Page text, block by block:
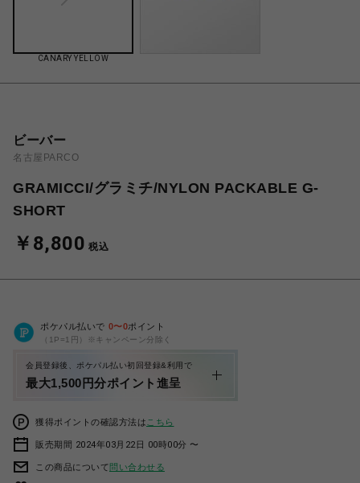
CANARY YELLOW
ビーバー
名古屋PARCO
GRAMICCI/グラミチ/NYLON PACKABLE G-
SHORT
￥8,800 税込
ポケパル払いで 0〜0ポイント
（1P=1円）※キャンペーン分除く
会員登録後、ポケパル払い初回登録&利用で
最大1,500円分ポイント進呈
獲得ポイントの確認方法は こちら
販売期間 2024年03月22日 00時00分 〜
この商品について問い合わせる